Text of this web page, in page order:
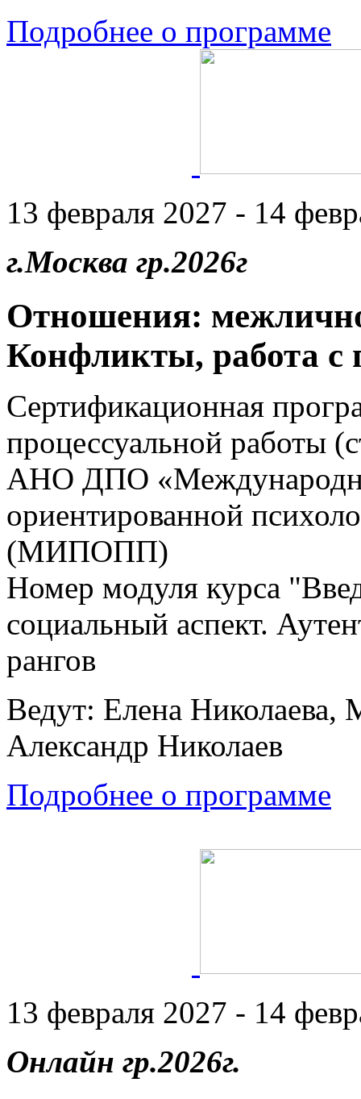
Подробнее о программе
13 февраля 2027 - 14
г.Москва гр.2026г
Отношения:
Конфликты, работа с
Сертификационная
процессуальной работы
АНО ДПО
ориентированной
(МИПОПП)
Номер модуля курса
социальный аспект.
рангов
Ведут: Елена Николаева,
Александр Николаев
Подробнее о программе
13 февраля 2027 - 14
Онлайн гр.2026г.